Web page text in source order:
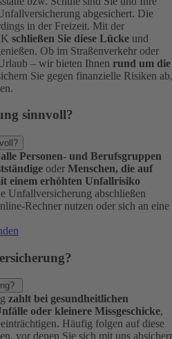
abgesichert. Die
in der Freizeit. Mit der
schließen Sie diese Lücke und
Ob im Straßenverkehr oder
– wir bieten Ihnen rund um die
Sie gegen finanzielle Risiken ab,
sinnvoll?
alle Personen- und Berufsgruppen
oder Menschen, die auf
einem erhöhten Unfallrisiko
Unfallversicherung abschließen
Rechner nutzen oder sich an eine
zahlt bei gesundheitlichen
oder kleinere Missgeschicke,
Häufig folgen auf diese
vor denen Sie sich mit uns